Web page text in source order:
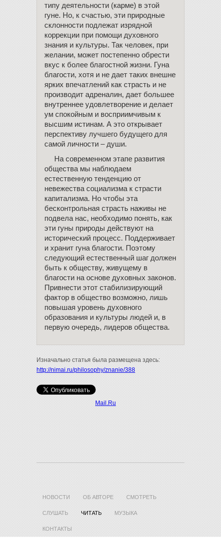
типу деятельности (карме) в этой
гуне. Но, к счастью, эти природные
склонности подлежат изрядной
коррекции при помощи духовного
знания и культуры. Так человек, при
желании, может постепенно обрести
вкус к более благостной жизни. Гуна
благости, хотя и не дает таких внешне
ярких впечатлений как страсть и не
производит адреналин, дает большее
внутреннее удовлетворение и делает
ум спокойным и восприимчивым к
высшим истинам. А это открывает
перспективу лучшего будущего для
самой личности – души.
На современном этапе развития
общества мы наблюдаем
естественную тенденцию от
невежества социализма к страсти
капитализма. Но чтобы эта
бесконтрольная страсть наживы не
подвела нас, необходимо понять, как
эти гуны природы действуют на
исторический процесс. Поддерживает
и хранит гуна благости. Поэтому
следующий естественный шаг должен
быть к обществу, живущему в
благости на основе духовных законов.
Привнести этот стабилизирующий
фактор в общество возможно, лишь
повышая уровень духовного
образования и культуры людей и, в
первую очередь, лидеров общества.
Изначально статья была размещена здесь:
http://nimai.ru/philosophy/znanie/388
Mail.Ru
НОВОСТИ ОБ АВТОРЕ СМОТРЕТЬ
СЛУШАТЬ ЧИТАТЬ МУЗЫКА
КОНТАКТЫ